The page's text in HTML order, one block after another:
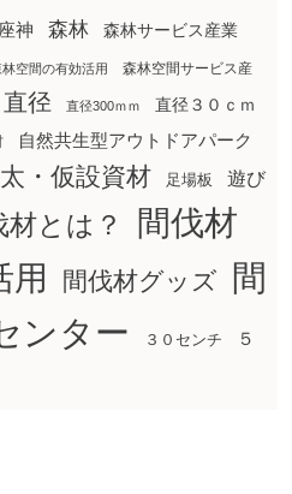
神 森林 森林サービス産業
林空間の有効活用 森林空間サービス産
直径 直径300ｍｍ 直径３０ｃｍ
自然共生型アウトドアパーク
・仮設資材 足場板 遊び
材とは？
間伐材
用
間伐材グッズ
間
ンター
３０センチ
５